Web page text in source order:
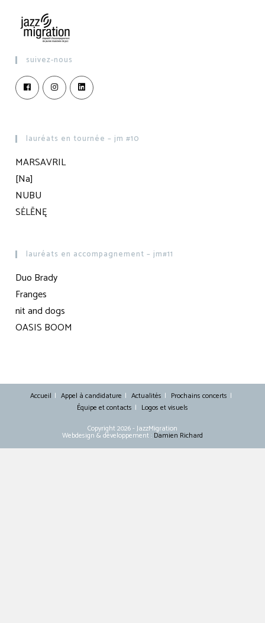
suivez-nous
lauréats en tournée – jm #10
MARSAVRIL
[Na]
NUBU
SĖLĒNĘ
lauréats en accompagnement – jm#11
Duo Brady
Franges
nit and dogs
OASIS BOOM
Accueil Appel à candidature Actualités
Prochains concerts
Équipe et contacts
Logos et visuels
Copyright 2026 - JazzMigration
Webdesign & développement : Damien Richard